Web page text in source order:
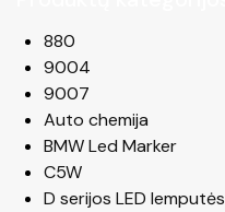
880
9004
9007
Auto chemija
BMW Led Marker
C5W
D serijos LED lemputės